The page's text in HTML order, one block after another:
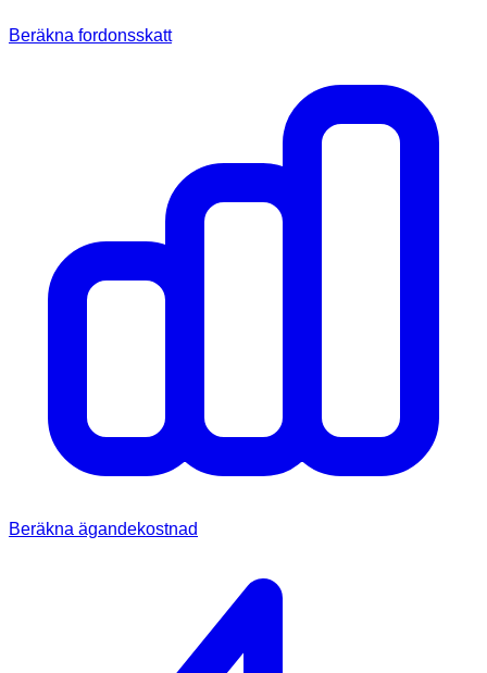
Beräkna fordonsskatt
Beräkna ägandekostnad